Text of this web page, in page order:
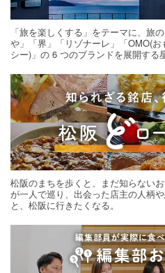
「旅を楽しくする」をテーマに、旅
や」「界」「リゾナーレ」「OMO(
シー)」の 6 つのブランドを展開する
松阪のまちを歩くと、まだ知らない
が一人で巡り、出会った店主の人柄
と、松阪に行きたくなる。